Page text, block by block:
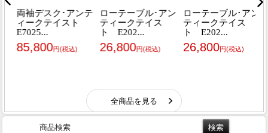
商品検索